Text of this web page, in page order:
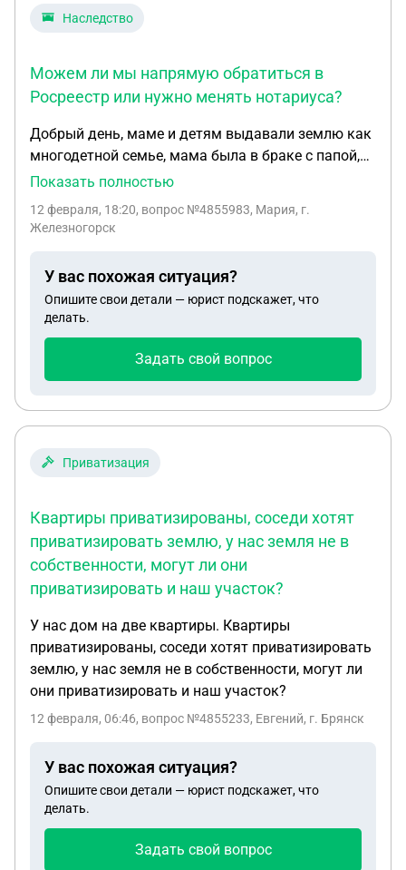
Наследство
Можем ли мы напрямую обратиться в
Росреестр или нужно менять нотариуса?
Добрый день, маме и детям выдавали землю как
многодетной семье, мама была в браке с папой,
маме дали документы о постановлении о
и указали доли на всех детей и на маму, папы в
2018 году, на данный момент мы решили продать
землю. Нотариус настаивает, что перед продажей
все наследники (мама и 6 детей) должны
вступить в наследство на этот участок. Он
утверждает, что это — «скрытое наследство», так
от маминой доли (1/12 от всего участка)
по его словам, мы сейчас и должны наследовать.
доводы: Я изучила вопрос и выяснила следующее:
· Участок предоставлен безвозмездно по
господдержке многодетных (Областной закон
Ростовской области № 19-ЗС). · Согласно ст. 36 СК
безвозмездным сделкам, является личной
собственностью одаряемого, а не совместно
нажитым. · Отца не включили в постановление
осознанно — областной закон не требует
обязательного включения обоих супругов.
оформление участка только на мать и детей. ·
Следовательно, у отца при жизни не возникло
права собственности на этот участок, и
наследовать здесь нечего. Вопросы к юристу: 1.
Прав ли нотариус? Действительно ли мы обязаны
Показать полностью
12 февраля, 18:20, вопрос №4855983, Мария, г.
Железногорск
У вас похожая ситуация?
Опишите свои детали — юрист подскажет, что
делать.
Задать свой вопрос
Приватизация
Квартиры приватизированы, соседи хотят
приватизировать землю, у нас земля не в
собственности, могут ли они
приватизировать и наш участок?
У нас дом на две квартиры. Квартиры
приватизированы, соседи хотят приватизировать
землю, у нас земля не в собственности, могут ли
они приватизировать и наш участок?
12 февраля, 06:46, вопрос №4855233, Евгений, г. Брянск
У вас похожая ситуация?
Опишите свои детали — юрист подскажет, что
делать.
Задать свой вопрос